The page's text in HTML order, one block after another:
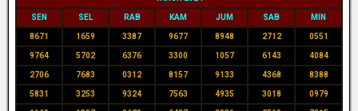
SEN SEL RAB KAM JUM SAB MIN
8671 1659 3387 9677 8948 2712 0551
9764 5702 6376 3300 1057 6143 4084
2706 7683 0312 8157 9133 4368 8388
5831 3253 9324 7563 4935 3018 0979